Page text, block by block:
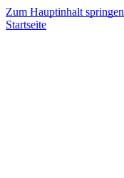
Zum Hauptinhalt springen
Startseite